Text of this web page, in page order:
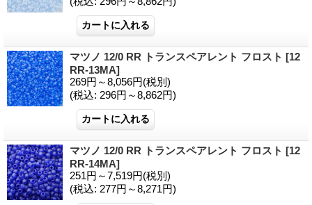
マツノ 12/0 RR トランスペアレント フロスト [12
RR-13MA]
269円～8,056円(税別)
(税込: 296円～8,862円)
マツノ 12/0 RR トランスペアレント フロスト [12
RR-14MA]
251円～7,519円(税別)
(税込: 277円～8,271円)